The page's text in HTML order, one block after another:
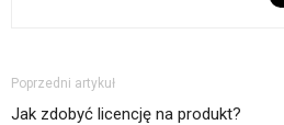
Poprzedni artykuł
Jak zdobyć licencję na produkt?